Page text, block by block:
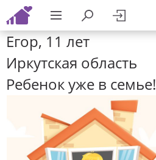
Егор, 11 лет
Иркутская область
Ребенок уже в семье!